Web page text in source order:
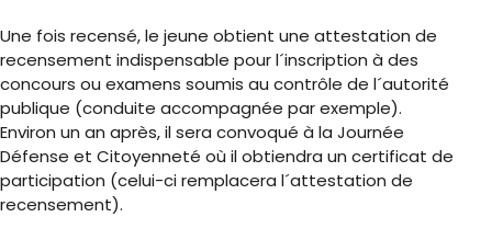
Une fois recensé, le jeune obtient une attestation de
recensement indispensable pour l´inscription à des
concours ou examens soumis au contrôle de l´autorité
publique (conduite accompagnée par exemple).
Environ un an après, il sera convoqué à la Journée
Défense et Citoyenneté où il obtiendra un certificat de
participation (celui-ci remplacera l´attestation de
recensement).